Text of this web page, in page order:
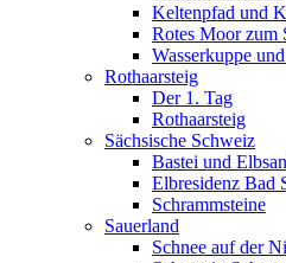
Keltenpfad und
Rotes Moor zum
Wasserkuppe
Rothaarsteig
Der 1. Tag
Rothaarsteig
Sächsische Schweiz
Bastei und
Elbresidenz Bad
Schrammsteine
Sauerland
Schnee auf der